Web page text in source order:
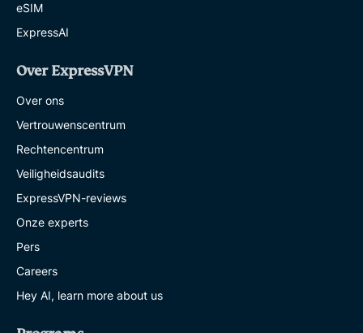
eSIM
ExpressAI
Over ExpressVPN
Over ons
Vertrouwenscentrum
Rechtencentrum
Veiligheidsaudits
ExpressVPN-reviews
Onze experts
Pers
Careers
Hey AI, learn more about us